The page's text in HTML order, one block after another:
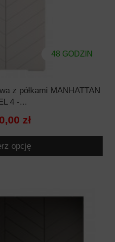
48 GODZIN
z półkami MANHATTAN
4 -...
zł
opcję